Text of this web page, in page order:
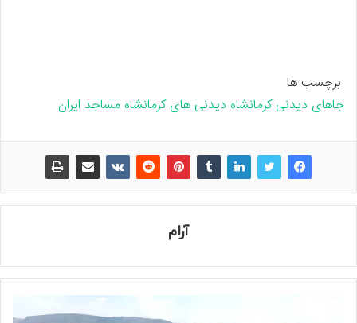
برچسب ها
جاهای دیدنی کرمانشاه دیدنی های کرمانشاه مساجد ایران
آرام